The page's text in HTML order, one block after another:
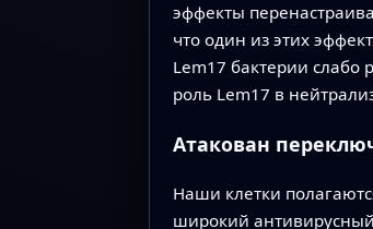
эффекты
что один из этих
Lem17 бактерии слабо
роль Lem17 в
Атакован
Наши клетки
широкий